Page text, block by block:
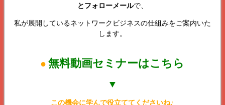
とフォローメールで、
私が展開しているネットワークビジネスの仕組みをご案内いた
します。
● 無料動画セミナーはこちら
▼
この機会に学んで役立ててくださいね♪